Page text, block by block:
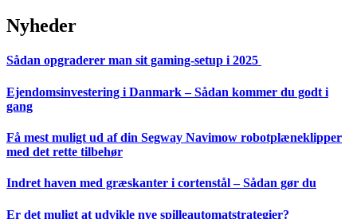
Nyheder
Sådan opgraderer man sit gaming-setup i 2025
Ejendomsinvestering i Danmark – Sådan kommer du godt i
gang
Få mest muligt ud af din Segway Navimow robotplæneklipper
med det rette tilbehør
Indret haven med græskanter i cortenstål – Sådan gør du
Er det muligt at udvikle nye spilleautomatstrategier?